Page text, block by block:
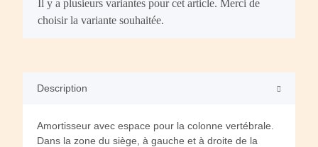
Il y a plusieurs variantes pour cet article. Merci de
choisir la variante souhaitée.
Description
Amortisseur avec espace pour la colonne vertébrale.
Dans la zone du siège, à gauche et à droite de la